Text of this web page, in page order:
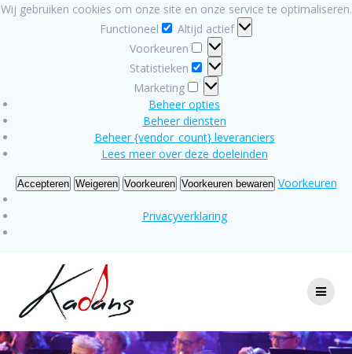
Wij gebruiken cookies om onze site en onze service te optimaliseren.
Functioneel
Functioneel
Altijd actief
Voorkeuren
Voorkeuren
Statistieken Statistieken
Marketing Marketing
Beheer opties
Beheer diensten
Beheer {vendor_count} leveranciers
Lees meer over deze doeleinden
Accepteren Weigeren Voorkeuren Voorkeuren bewaren Voorkeuren
Privacyverklaring